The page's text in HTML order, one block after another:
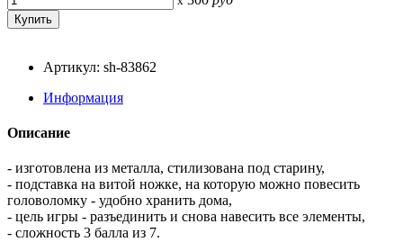
Артикул: sh-83862
Информация
Описание
- изготовлена из металла, стилизована под старину,
- подставка на витой ножке, на которую можно повесить
головоломку - удобно хранить дома,
- цель игры - разъединить и снова навесить все элементы,
- сложность 3 балла из 7.